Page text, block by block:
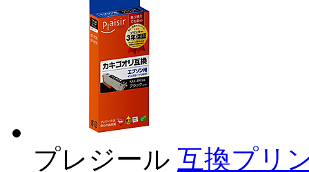
プレジール 互換プリ